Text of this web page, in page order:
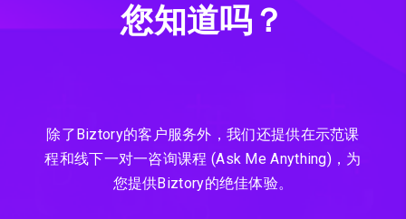
您知道吗？
除了Biztory的客户服务外，我们还提供在示范课
程和线下一对一咨询课程 (Ask Me Anything)，为
您提供Biztory的绝佳体验。